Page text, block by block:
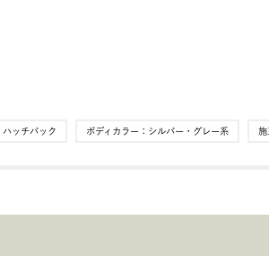
ハッチバック ボディカラー： シルバー・グレー系 施